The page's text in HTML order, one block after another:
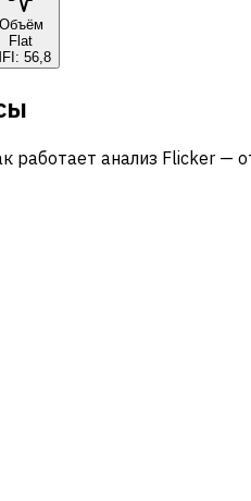
Объём
Flat
56,8
анализ Flicker —